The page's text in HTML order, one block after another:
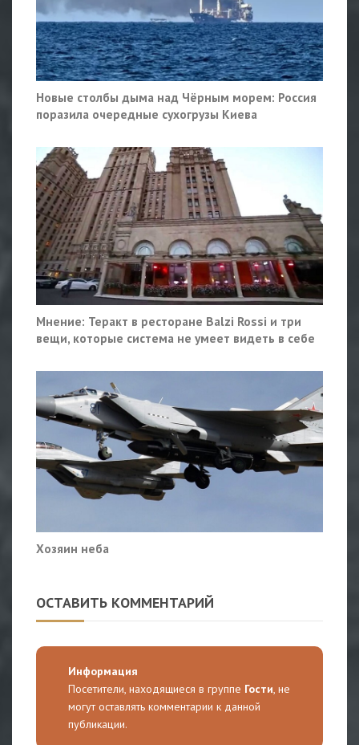
Новые столбы дыма над Чёрным морем: Россия
поразила очередные сухогрузы Киева
Мнение: Теракт в ресторане Balzi Rossi и три
вещи, которые система не умеет видеть в себе
Хозяин неба
ОСТАВИТЬ КОММЕНТАРИЙ
Информация
Посетители, находящиеся в группе Гости, не
могут оставлять комментарии к данной
публикации.